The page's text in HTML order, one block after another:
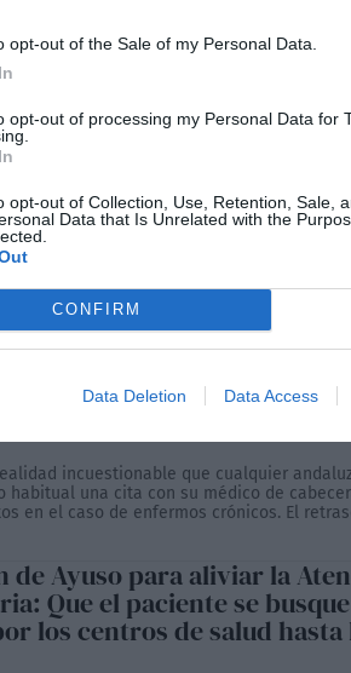
opt-out of the Sale of my Personal Data.
opt-out of processing my Personal Data for
opt-out of Collection, Use, Retention, Sale,
Data that Is Unrelated with the
CONFIRM
Data Deletion Data Access
directamente a los
la atención
millones de
incuestionable que cualquier
una cita con su médico de
en el caso de enfermos crónicos. El
de Ayuso para aliviar la
Que el paciente se
los centros de salud